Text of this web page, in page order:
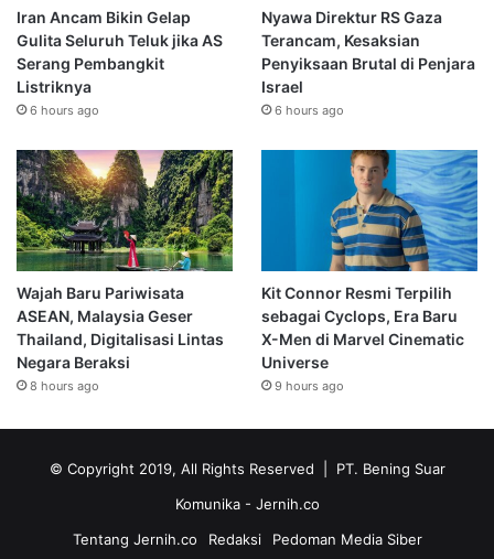
Iran Ancam Bikin Gelap
Gulita Seluruh Teluk jika AS
Serang Pembangkit
Listriknya
6 hours ago
Nyawa Direktur RS Gaza
Terancam, Kesaksian
Penyiksaan Brutal di Penjara
Israel
6 hours ago
Wajah Baru Pariwisata
ASEAN, Malaysia Geser
Thailand, Digitalisasi Lintas
Negara Beraksi
8 hours ago
Kit Connor Resmi Terpilih
sebagai Cyclops, Era Baru
X-Men di Marvel Cinematic
Universe
9 hours ago
© Copyright 2019, All Rights Reserved | PT. Bening Suar
Komunika - Jernih.co
Tentang Jernih.co
Redaksi Pedoman Media Siber